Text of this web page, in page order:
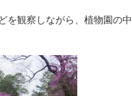
を観察しながら、植物園の